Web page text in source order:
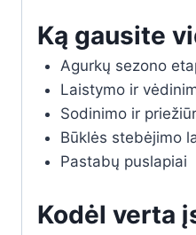
Ką gausite
Agurkų sezono
Laistymo ir
Sodinimo ir
Būklės stebėjimo
Pastabų puslapiai
Kodėl verta